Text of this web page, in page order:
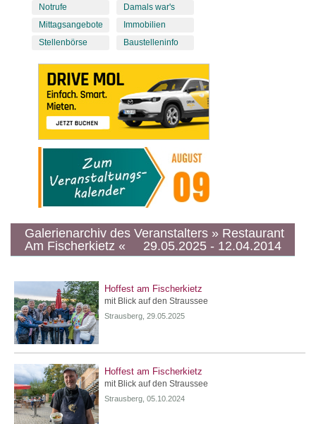
Notrufe
Mittagsangebote
Stellenbörse
Damals war's
Immobilien
Baustelleninfo
Galerienarchiv des Veranstalters » Restaurant
Am Fischerkietz « 29.05.2025 - 12.04.2014
Hoffest am Fischerkietz
mit Blick auf den Straussee
Strausberg, 29.05.2025
Hoffest am Fischerkietz
mit Blick auf den Straussee
Strausberg, 05.10.2024